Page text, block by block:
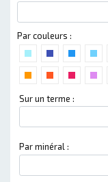
Par couleurs :
Sur un terme :
Par minéral :